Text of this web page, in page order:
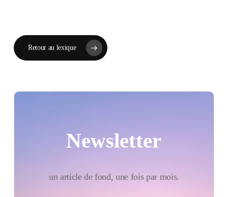
Retour au lexique
Newsletter
un article de fond, une fois par mois.